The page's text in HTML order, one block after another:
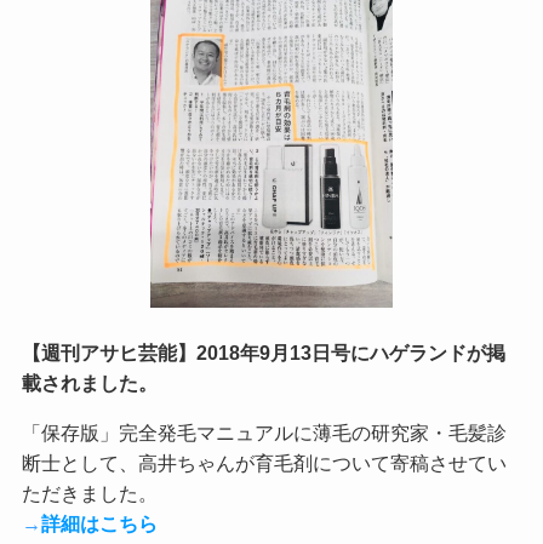
【週刊アサヒ芸能】2018年9月13日号にハゲランドが掲
載されました。
「保存版」完全発毛マニュアルに薄毛の研究家・毛髪診
断士として、高井ちゃんが育毛剤について寄稿させてい
ただきました。
→詳細はこちら